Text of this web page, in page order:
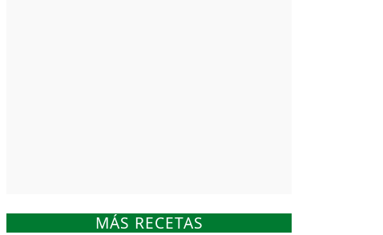
MÁS RECETAS